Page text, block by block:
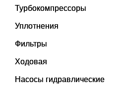
Турбокомпрессоры
Уплотнения
Фильтры
Ходовая
Насосы гидравлические